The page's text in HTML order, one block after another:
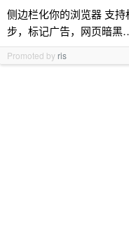
侧边栏化你的浏览器 支
步，标记广告，网页暗黑
Promoted by ris